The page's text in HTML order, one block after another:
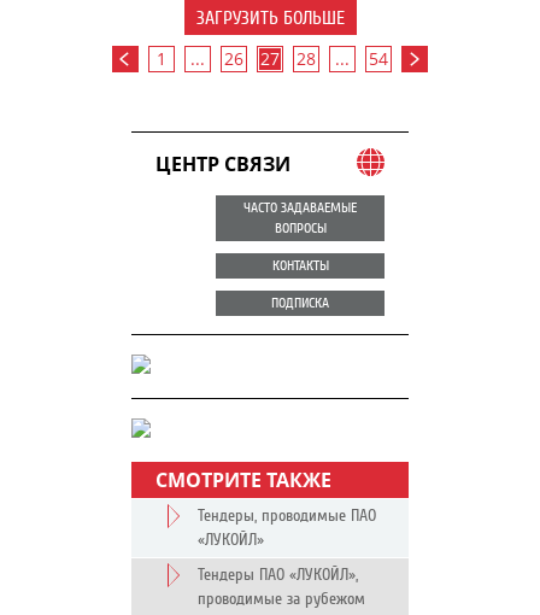
ЗАГРУЗИТЬ БОЛЬШЕ
1 ... 26 27 28 ... 54
ЦЕНТР СВЯЗИ
ЧАСТО ЗАДАВАЕМЫЕ
ВОПРОСЫ
КОНТАКТЫ
ПОДПИСКА
СМОТРИТЕ ТАКЖЕ
Тендеры, проводимые ПАО
«ЛУКОЙЛ»
Тендеры ПАО «ЛУКОЙЛ»,
проводимые за рубежом